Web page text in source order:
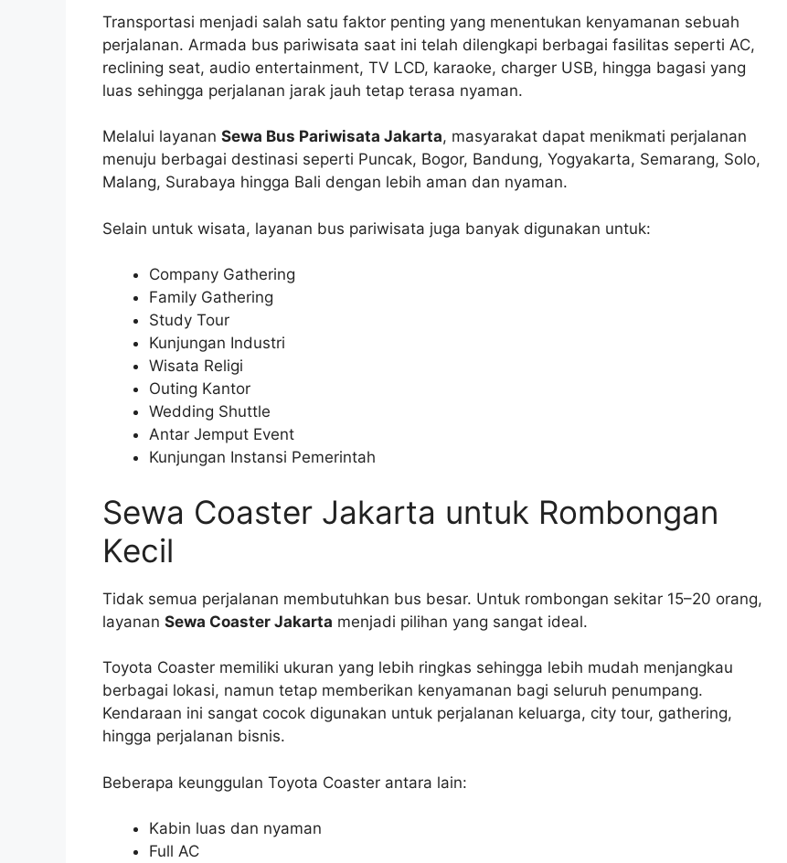
Transportasi menjadi salah satu faktor penting yang menentukan kenyamanan sebuah
perjalanan. Armada bus pariwisata saat ini telah dilengkapi berbagai fasilitas seperti AC,
reclining seat, audio entertainment, TV LCD, karaoke, charger USB, hingga bagasi yang
luas sehingga perjalanan jarak jauh tetap terasa nyaman.
Melalui layanan Sewa Bus Pariwisata Jakarta, masyarakat dapat menikmati perjalanan
menuju berbagai destinasi seperti Puncak, Bogor, Bandung, Yogyakarta, Semarang, Solo,
Malang, Surabaya hingga Bali dengan lebih aman dan nyaman.
Selain untuk wisata, layanan bus pariwisata juga banyak digunakan untuk:
Company Gathering
Family Gathering
Study Tour
Kunjungan Industri
Wisata Religi
Outing Kantor
Wedding Shuttle
Antar Jemput Event
Kunjungan Instansi Pemerintah
Sewa Coaster Jakarta untuk Rombongan
Kecil
Tidak semua perjalanan membutuhkan bus besar. Untuk rombongan sekitar 15–20 orang,
layanan Sewa Coaster Jakarta menjadi pilihan yang sangat ideal.
Toyota Coaster memiliki ukuran yang lebih ringkas sehingga lebih mudah menjangkau
berbagai lokasi, namun tetap memberikan kenyamanan bagi seluruh penumpang.
Kendaraan ini sangat cocok digunakan untuk perjalanan keluarga, city tour, gathering,
hingga perjalanan bisnis.
Beberapa keunggulan Toyota Coaster antara lain:
Kabin luas dan nyaman
Full AC